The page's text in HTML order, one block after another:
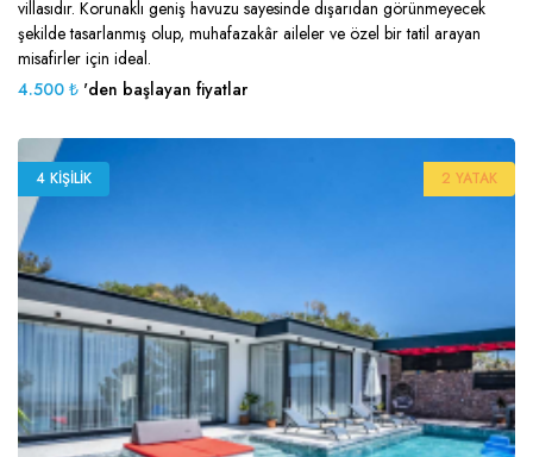
villasıdır. Korunaklı geniş havuzu sayesinde dışarıdan görünmeyecek
şekilde tasarlanmış olup, muhafazakâr aileler ve özel bir tatil arayan
misafirler için ideal.
4.500 ₺ 'den başlayan fiyatlar
4 KIŞILIK 2 YATAK